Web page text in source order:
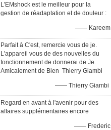
L'EMshock est le meilleur pour la
gestion de réadaptation et de douleur :
—— Kareem
Parfait à C'est, remercie vous de je.
L'appareil vous de des nouvelles du
fonctionnement de donnerai de Je.
Amicalement de Bien Thierry Giambi
—— Thierry Giambi
Regard en avant à l'avenir pour des
affaires supplémentaires encore
—— Frederic